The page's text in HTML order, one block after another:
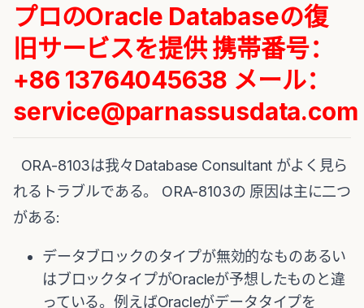
プロのOracle Databaseの復
旧サービスを提供 携帯番号：
+86 13764045638 メール：
service@parnassusdata.com
ORA-8103は我々Database Consultant がよく見ら
れるトラブルである。 ORA-8103の 原因は主に二つ
がある:
データブロックのタイプが無効的なものあるい
はブロックタイプがOracleが予想したものと違
っている。例えばOracleがデータタイプを